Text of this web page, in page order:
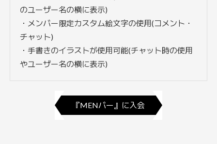
のユーザー名の横に表示)
・メンバー限定カスタム絵文字の使用(コメント・
チャット)
・手書きのイラストが使用可能(チャット時の使用
やユーザー名の横に表示)
『MENバー』に入会